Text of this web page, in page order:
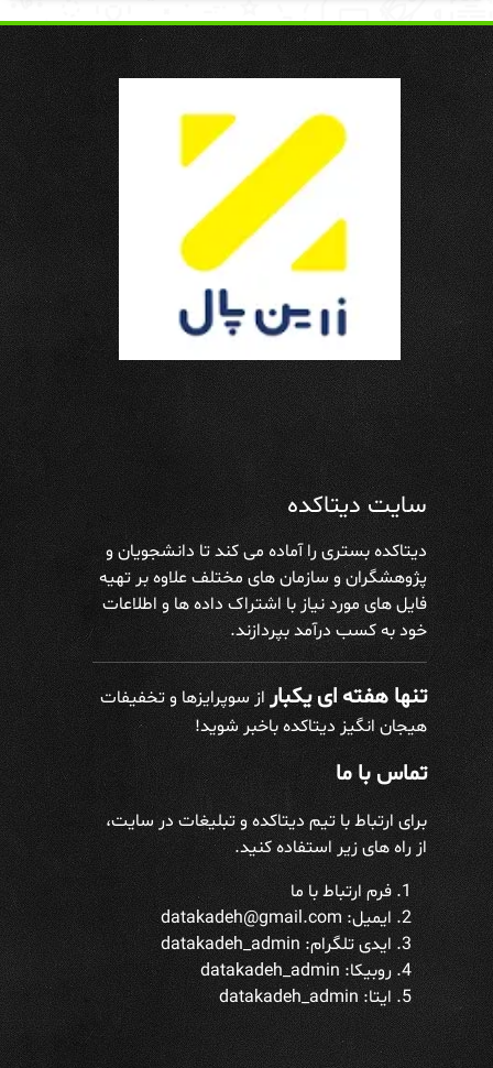
سایت دیتاکده
دیتاکده بستری را آماده می کند تا دانشجویان و
پژوهشگران و سازمان های مختلف علاوه بر تهیه
فایل های مورد نیاز با اشتراک داده ها و اطلاعات
خود به کسب درآمد بپردازند.
تنها هفته ای یکباراز سوپرایزها و تخفیفات
هیجان انگیز دیتاکده باخبر شوید!
تماس با ما
برای ارتباط با تیم دیتاکده و تبلیغات در سایت،
از راه های زیر استفاده کنید.
فرم ارتباط با ما
ایمیل: datakadeh@gmail.com
ایدی تلگرام:datakadeh_admin
روبیکا: datakadeh_admin
ایتا: datakadeh_admin